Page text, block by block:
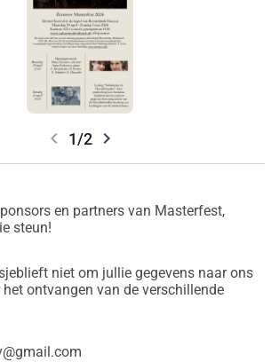
chevron_left 1/2 chevron_right
en partners van Masterfest,
steun!
niet om jullie gegevens naar ons
ontvangen van de verschillende